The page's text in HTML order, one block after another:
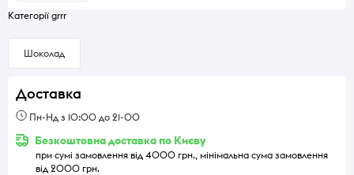
Категорії grrr
Шоколад
Доставка
Пн-Нд з 10:00 до 21-00
Безкоштовна доставка по Києву
при сумі замовлення від 4000 грн., мінімальна сума замовлення
від 2000 грн.